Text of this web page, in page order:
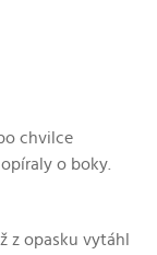
chvilce
o boky.
z opasku vytáhl